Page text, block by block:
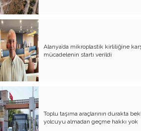
Şehitler üzerinden siyaset!..
Belediye Başkanı'na Neden Oy
Vermeliyim?
AKP'nin Mülteci Politikası ve
şehitlerimiz!..
Geleceğimize biz karar verelim!..
Kamacı’nın resti!.. İYİ Parti’nin kararı
Emine öğretmenim; Atatürk sizlere
güvendi!..
Alanya’da mikroplastik kirliliğine
mücadelenin startı verildi
Toplu taşıma araçlarının durakta
yolcuyu almadan geçme hakkı yok